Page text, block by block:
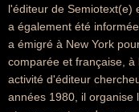
l'éditeur de Semiotext(e)
a également été
a émigré à New York
comparée et française,
activité d'éditeur
années 1980, il organise